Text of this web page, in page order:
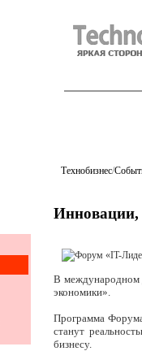
Технобизнес/
В
экономики».
Программа
станут
бизнесу.